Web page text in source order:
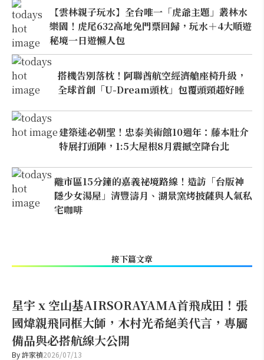
【雲林親子玩水】全台唯一「虎爺主題」叢林水
樂園！虎尾632高地免門票回歸，玩水＋4大順遊
秘境一日遊懶人包
搭機告別落枕！阿聯酋航空經濟艙座椅升級，
全球首創「U-Dream頭枕」包覆頭頸超好睡
建築迷必朝聖！忠泰美術館10週年：藤本壯介
特展打頭陣，1:5大屋根8月震撼空降台北
離市區15分鐘的嘉義祕境路線！造訪「台版神
隱少女湯屋」清豐濤月、湖景窯烤披薩與人氣私
宅咖啡
接下篇文章
星宇 x 空山基AIRSORAYAMA首飛成田！張
國煒親飛同框大師，木村光希絕美代言，專屬
備品與必搭航線大公開
By許家禎2026/07/13